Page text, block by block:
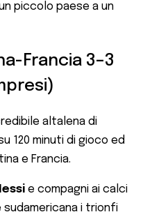
piccolo paese a un
Francia 3–3
altalena di
120 minuti di gioco ed
e Francia.
e compagni ai calci
sudamericana i trionfi